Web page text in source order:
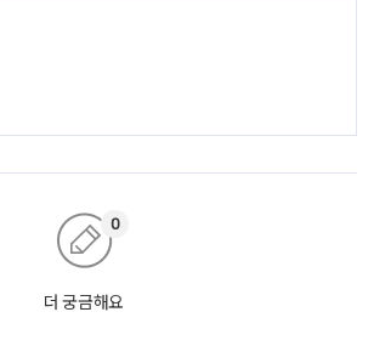
더 궁금해요
0